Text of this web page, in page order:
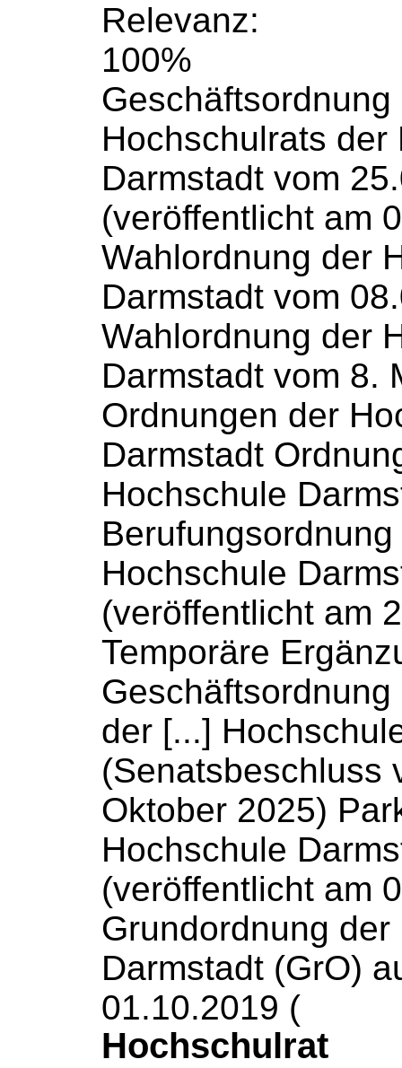
Relevanz:
100%
Geschäftsordnung
Hochschulrats der
Darmstadt vom
(veröffentlicht am
Wahlordnung der
Darmstadt vom
Wahlordnung der
Darmstadt vom 8.
Ordnungen der
Darmstadt
Hochschule
Hochschule
(veröffentlicht am
Temporäre
der [...]
(Senatsbeschluss
Oktober 2025)
Hochschule
(veröffentlicht am
Grundordnung der
Darmstadt (GrO)
01.10.2019 (
Hochschulrat